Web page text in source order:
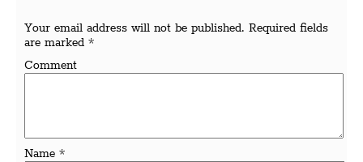
Your email address will not be published. Required fields
are marked *
Comment
Name *